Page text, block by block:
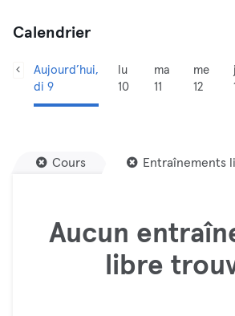
Calendrier
Aujourd’hui,
di 9
lu
10
ma
11
me
12
Cours Entraînements
Aucun
libre